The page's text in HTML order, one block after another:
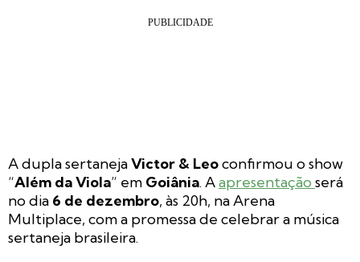
A dupla sertanejaVictor & Leoconfirmou o show
“Além da Viola” em Goiânia. Aapresentação será
no dia 6 de dezembro, às 20h, na Arena
Multiplace, com a promessa de celebrar a música
sertaneja brasileira.